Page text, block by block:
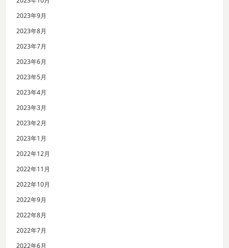
2023年9月
2023年8月
2023年7月
2023年6月
2023年5月
2023年4月
2023年3月
2023年2月
2023年1月
2022年12月
2022年11月
2022年10月
2022年9月
2022年8月
2022年7月
2022年6月